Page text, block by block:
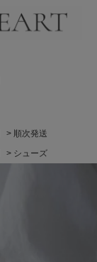
順次発送
シューズ